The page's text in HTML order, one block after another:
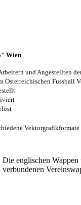
Wien
und Angestellten
Österreichischen Fussball
Die englischen
verbundenen